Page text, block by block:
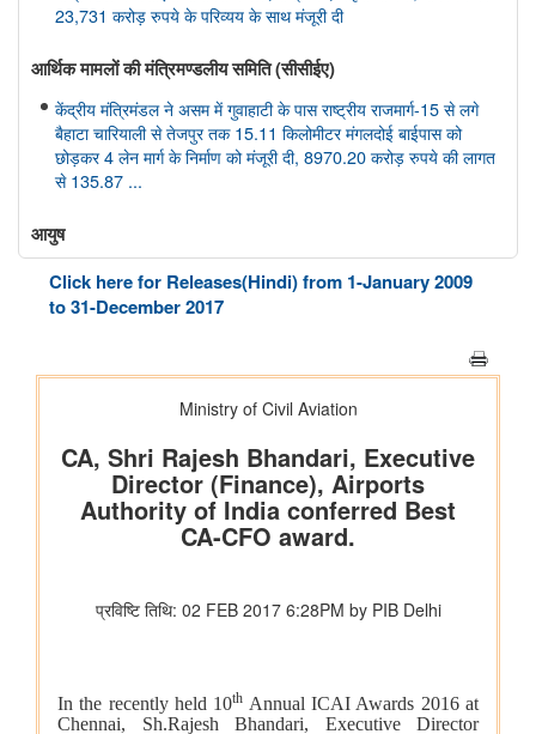
23,731 करोड़ रुपये के परिव्यय के साथ मंजूरी दी
आर्थिक मामलों की मंत्रिमण्‍डलीय समिति (सीसीईए)
केंद्रीय मंत्रिमंडल ने असम में गुवाहाटी के पास राष्ट्रीय राजमार्ग-15 से लगे
बैहाटा चारियाली से तेजपुर तक 15.11 किलोमीटर मंगलदोई बाईपास को
छोड़कर 4 लेन मार्ग के निर्माण को मंजूरी दी, 8970.20 करोड़ रुपये की लागत
से 135.87 ...
आयुष
केंद्रीय आयुष मंत्री श्री प्रतापराव जाधव ने सीसीआरएएस की 27वीं शासी
निकाय बैठक की अध्यक्षता की
अन्वेषण रोडमैप की प्रमुख उपलब्धियों की जानकारी दी
संसद प्रश्न: वैश्विक प्रक्षेपण बाजार में भारत की स्थिति
संसद प्रश्न: अंतरिक्ष प्रौद्योगिकी का विकास
संसद प्रश्न: जम्मू-कश्मीर में इसरो समर्थित अंतरिक्ष प्रौद्योगिकी के अनुप्रयोग
विद्युत क्षेत्र के लिए कोयले की आपूर्ति की स्थिति पर्याप्त बनी हुई है; जुलाई
आकार
Click here for Releases(Hindi) from 1-January 2009
to 31-December 2017